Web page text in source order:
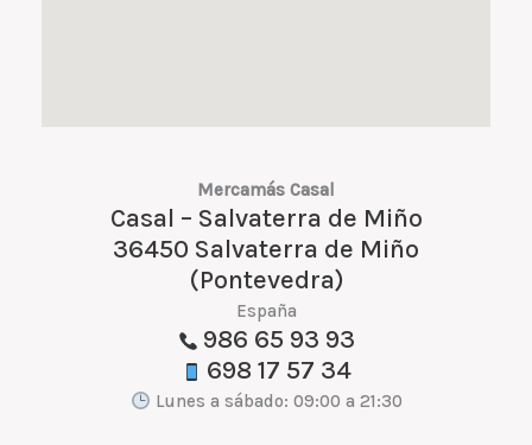
Mercamás Casal
Casal – Salvaterra de Miño
36450 Salvaterra de Miño
(Pontevedra)
España
986 65 93 93
698 17 57 34
Lunes a sábado: 09:00 a 21:30